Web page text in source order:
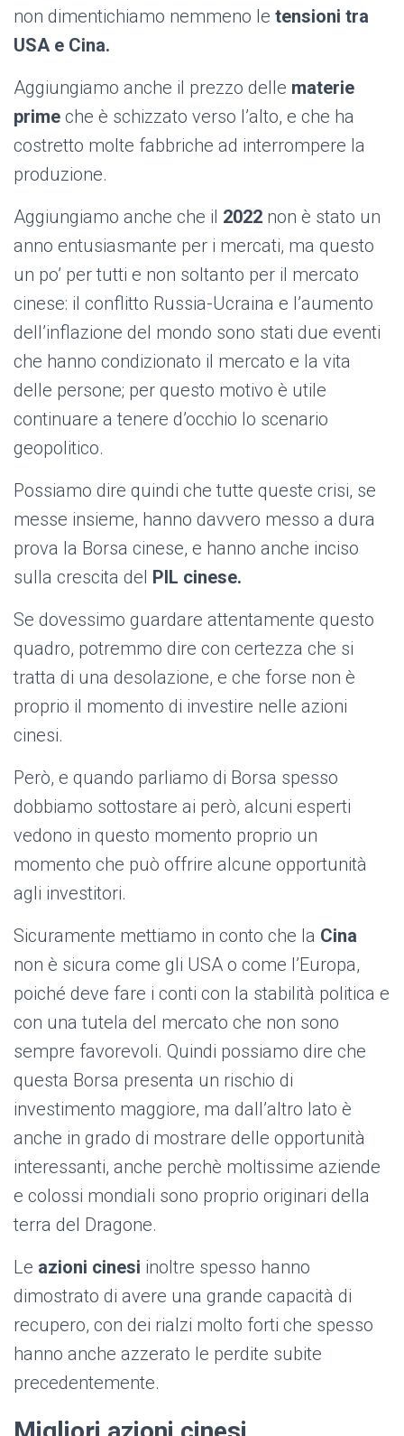
non dimentichiamo nemmeno le tensioni tra
USA e Cina.
Aggiungiamo anche il prezzo delle materie
prime che è schizzato verso l’alto, e che ha
costretto molte fabbriche ad interrompere la
produzione.
Aggiungiamo anche che il 2022 non è stato un
anno entusiasmante per i mercati, ma questo
un po’ per tutti e non soltanto per il mercato
cinese: il conflitto Russia-Ucraina e l’aumento
dell’inflazione del mondo sono stati due eventi
che hanno condizionato il mercato e la vita
delle persone; per questo motivo è utile
continuare a tenere d’occhio lo scenario
geopolitico.
Possiamo dire quindi che tutte queste crisi, se
messe insieme, hanno davvero messo a dura
prova la Borsa cinese, e hanno anche inciso
sulla crescita del PIL cinese.
Se dovessimo guardare attentamente questo
quadro, potremmo dire con certezza che si
tratta di una desolazione, e che forse non è
proprio il momento di investire nelle azioni
cinesi.
Però, e quando parliamo di Borsa spesso
dobbiamo sottostare ai però, alcuni esperti
vedono in questo momento proprio un
momento che può offrire alcune opportunità
agli investitori.
Sicuramente mettiamo in conto che la Cina
non è sicura come gli USA o come l’Europa,
poiché deve fare i conti con la stabilità politica e
con una tutela del mercato che non sono
sempre favorevoli. Quindi possiamo dire che
questa Borsa presenta un rischio di
investimento maggiore, ma dall’altro lato è
anche in grado di mostrare delle opportunità
interessanti, anche perchè moltissime aziende
e colossi mondiali sono proprio originari della
terra del Dragone.
Le azioni cinesi inoltre spesso hanno
dimostrato di avere una grande capacità di
recupero, con dei rialzi molto forti che spesso
hanno anche azzerato le perdite subite
precedentemente.